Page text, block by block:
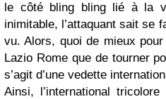
le côté bling bling lié à la
inimitable, l’attaquant sait se
vu. Alors, quoi de mieux
Lazio Rome que de tourner
s’agit d’une vedette
Ainsi, l’international